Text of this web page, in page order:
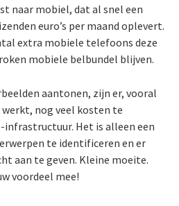
naar mobiel, dat al snel een
euro’s per maand oplevert.
extra mobiele telefoons deze
mobiele belbundel blijven.
aantonen, zijn er, vooral
nog veel kosten te
Het is alleen een
te identificeren en er
aan te geven. Kleine moeite.
voordeel mee!